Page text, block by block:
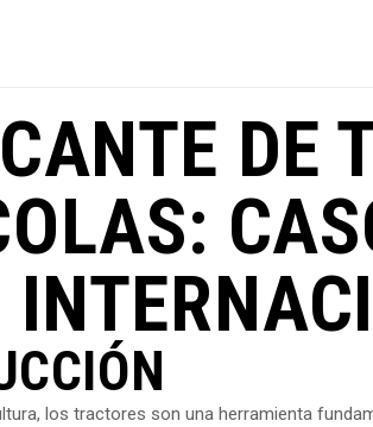
DE
los tractores son una herramienta